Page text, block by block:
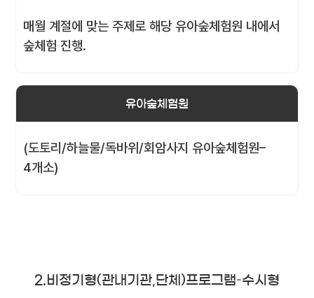
매월 계절에 맞는 주제로 해당 유아숲체험원 내에서
숲체험 진행.
유아숲체험원
(도토리/하늘물/독바위/회암사지 유아숲체험원–
4개소)
2.비정기형(관내기관,단체)프로그램–수시형